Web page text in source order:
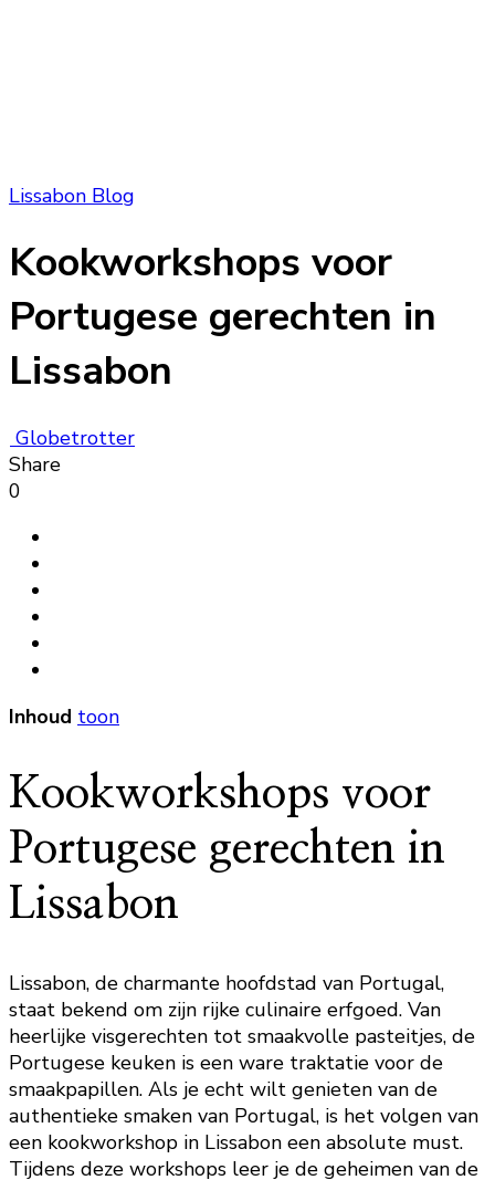
Lissabon Blog
Kookworkshops voor
Portugese gerechten in
Lissabon
Globetrotter
Share
0
Inhoud toon
Kookworkshops voor
Portugese gerechten in
Lissabon
Lissabon, de charmante hoofdstad van Portugal,
staat bekend om zijn rijke culinaire erfgoed. Van
heerlijke visgerechten tot smaakvolle pasteitjes, de
Portugese keuken is een ware traktatie voor de
smaakpapillen. Als je echt wilt genieten van de
authentieke smaken van Portugal, is het volgen van
een kookworkshop in Lissabon een absolute must.
Tijdens deze workshops leer je de geheimen van de